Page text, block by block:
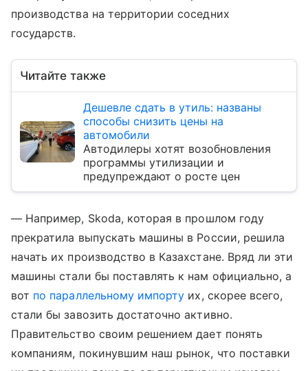
производства на территории соседних
государств.
Читайте также
Дешевле сдать в утиль: названы
способы снизить цены на
автомобили
Автодилеры хотят возобновления
программы утилизации и
предупреждают о росте цен
— Например, Skoda, которая в прошлом году
прекратила выпускать машины в России, решила
начать их производство в Казахстане. Вряд ли эти
машины стали бы поставлять к нам официально, а
вот по параллельному импорту их, скорее всего,
стали бы завозить достаточно активно.
Правительство своим решением дает понять
компаниям, покинувшим наш рынок, что поставки